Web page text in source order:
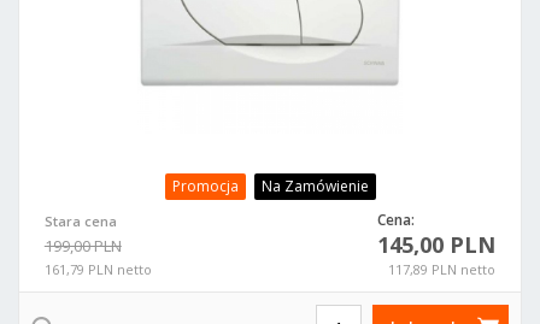
Promocja Na Zamówienie
Stara cena
199,00 PLN
161,79 PLN netto
Cena:
145,00 PLN
117,89 PLN netto